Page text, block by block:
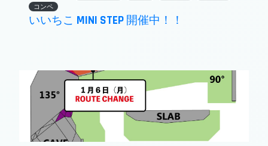
コンペ
いいちこ MINI STEP 開催中！！